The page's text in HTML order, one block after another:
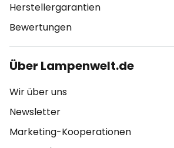
Herstellergarantien
Bewertungen
Über Lampenwelt.de
Wir über uns
Newsletter
Marketing-Kooperationen